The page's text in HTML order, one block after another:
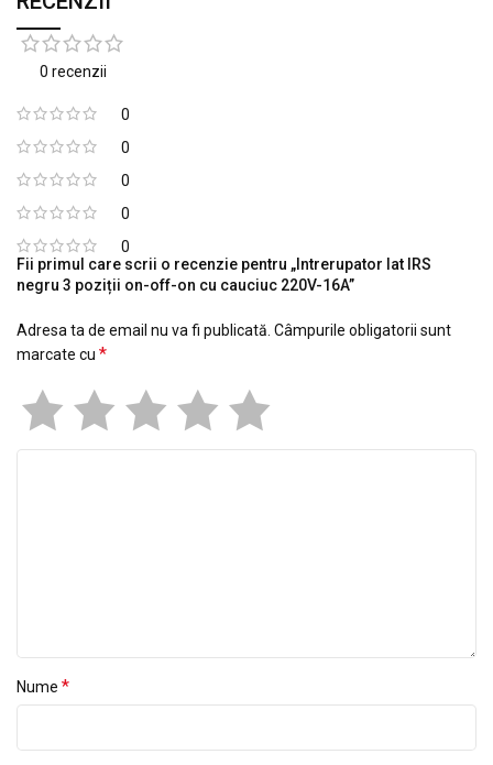
0 recenzii
0
0
0
0
0
Fii primul care scrii o recenzie pentru „Intrerupator lat IRS
negru 3 poziții on-off-on cu cauciuc 220V-16A”
Adresa ta de email nu va fi publicată. Câmpurile obligatorii sunt
marcate cu *
Nume *